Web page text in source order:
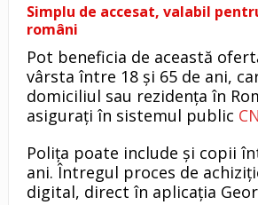
Simplu de accesat, valabil
români
Pot beneficia de această
vârsta între 18 și 65 de ani,
domiciliul sau rezidența în
asigurați în sistemul public
Polița poate include și copii
ani. Întregul proces de
digital, direct în aplicația